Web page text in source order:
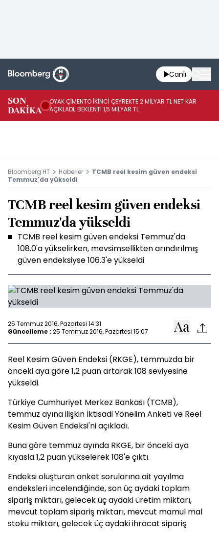
Canlı
SON
DAKİKA
OYAK ÇİMENTO İKİNCİ ÇEYREKTE 2 MİLYAR TL NET KAR
AÇIKLADI; BEKLENTİ 1,5 MİLYAR TL
Bloomberg HT Haberler
TCMB reel kesim güven endeksi
Temmuz'da yükseldi
TCMB reel kesim güven endeksi
Temmuz'da yükseldi
TCMB reel kesim güven endeksi Temmuz'da
108.0'a yükselirken, mevsimsellikten arındırılmış
güven endeksiyse 106.3'e yükseldi
25 Temmuz 2016, Pazartesi 14:31
Güncelleme : 25 Temmuz 2016, Pazartesi 15:07
Reel Kesim Güven Endeksi (RKGE), temmuzda bir
önceki aya göre 1,2 puan artarak 108 seviyesine
yükseldi.
Türkiye Cumhuriyet Merkez Bankası (TCMB),
temmuz ayına ilişkin İktisadi Yönelim Anketi ve Reel
Kesim Güven Endeksi'ni açıkladı.
Buna göre temmuz ayında RKGE, bir önceki aya
kıyasla 1,2 puan yükselerek 108'e çıktı.
Endeksi oluşturan anket sorularına ait yayılma
endeksleri incelendiğinde, son üç aydaki toplam
sipariş miktarı, gelecek üç aydaki üretim miktarı,
mevcut toplam sipariş miktarı, mevcut mamul mal
stoku miktarı, gelecek üç aydaki ihracat sipariş